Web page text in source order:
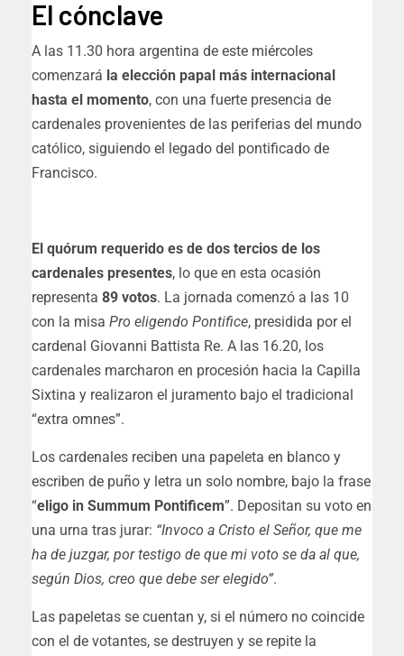
El cónclave
A las 11.30 hora argentina de este miércoles
comenzará la elección papal más internacional
hasta el momento, con una fuerte presencia de
cardenales provenientes de las periferias del mundo
católico, siguiendo el legado del pontificado de
Francisco.
El quórum requerido es de dos tercios de los
cardenales presentes, lo que en esta ocasión
representa 89 votos. La jornada comenzó a las 10
con la misa Pro eligendo Pontifice, presidida por el
cardenal Giovanni Battista Re. A las 16.20, los
cardenales marcharon en procesión hacia la Capilla
Sixtina y realizaron el juramento bajo el tradicional
“extra omnes”.
Los cardenales reciben una papeleta en blanco y
escriben de puño y letra un solo nombre, bajo la frase
“eligo in Summum Pontificem”. Depositan su voto en
una urna tras jurar: “Invoco a Cristo el Señor, que me
ha de juzgar, por testigo de que mi voto se da al que,
según Dios, creo que debe ser elegido”.
Las papeletas se cuentan y, si el número no coincide
con el de votantes, se destruyen y se repite la